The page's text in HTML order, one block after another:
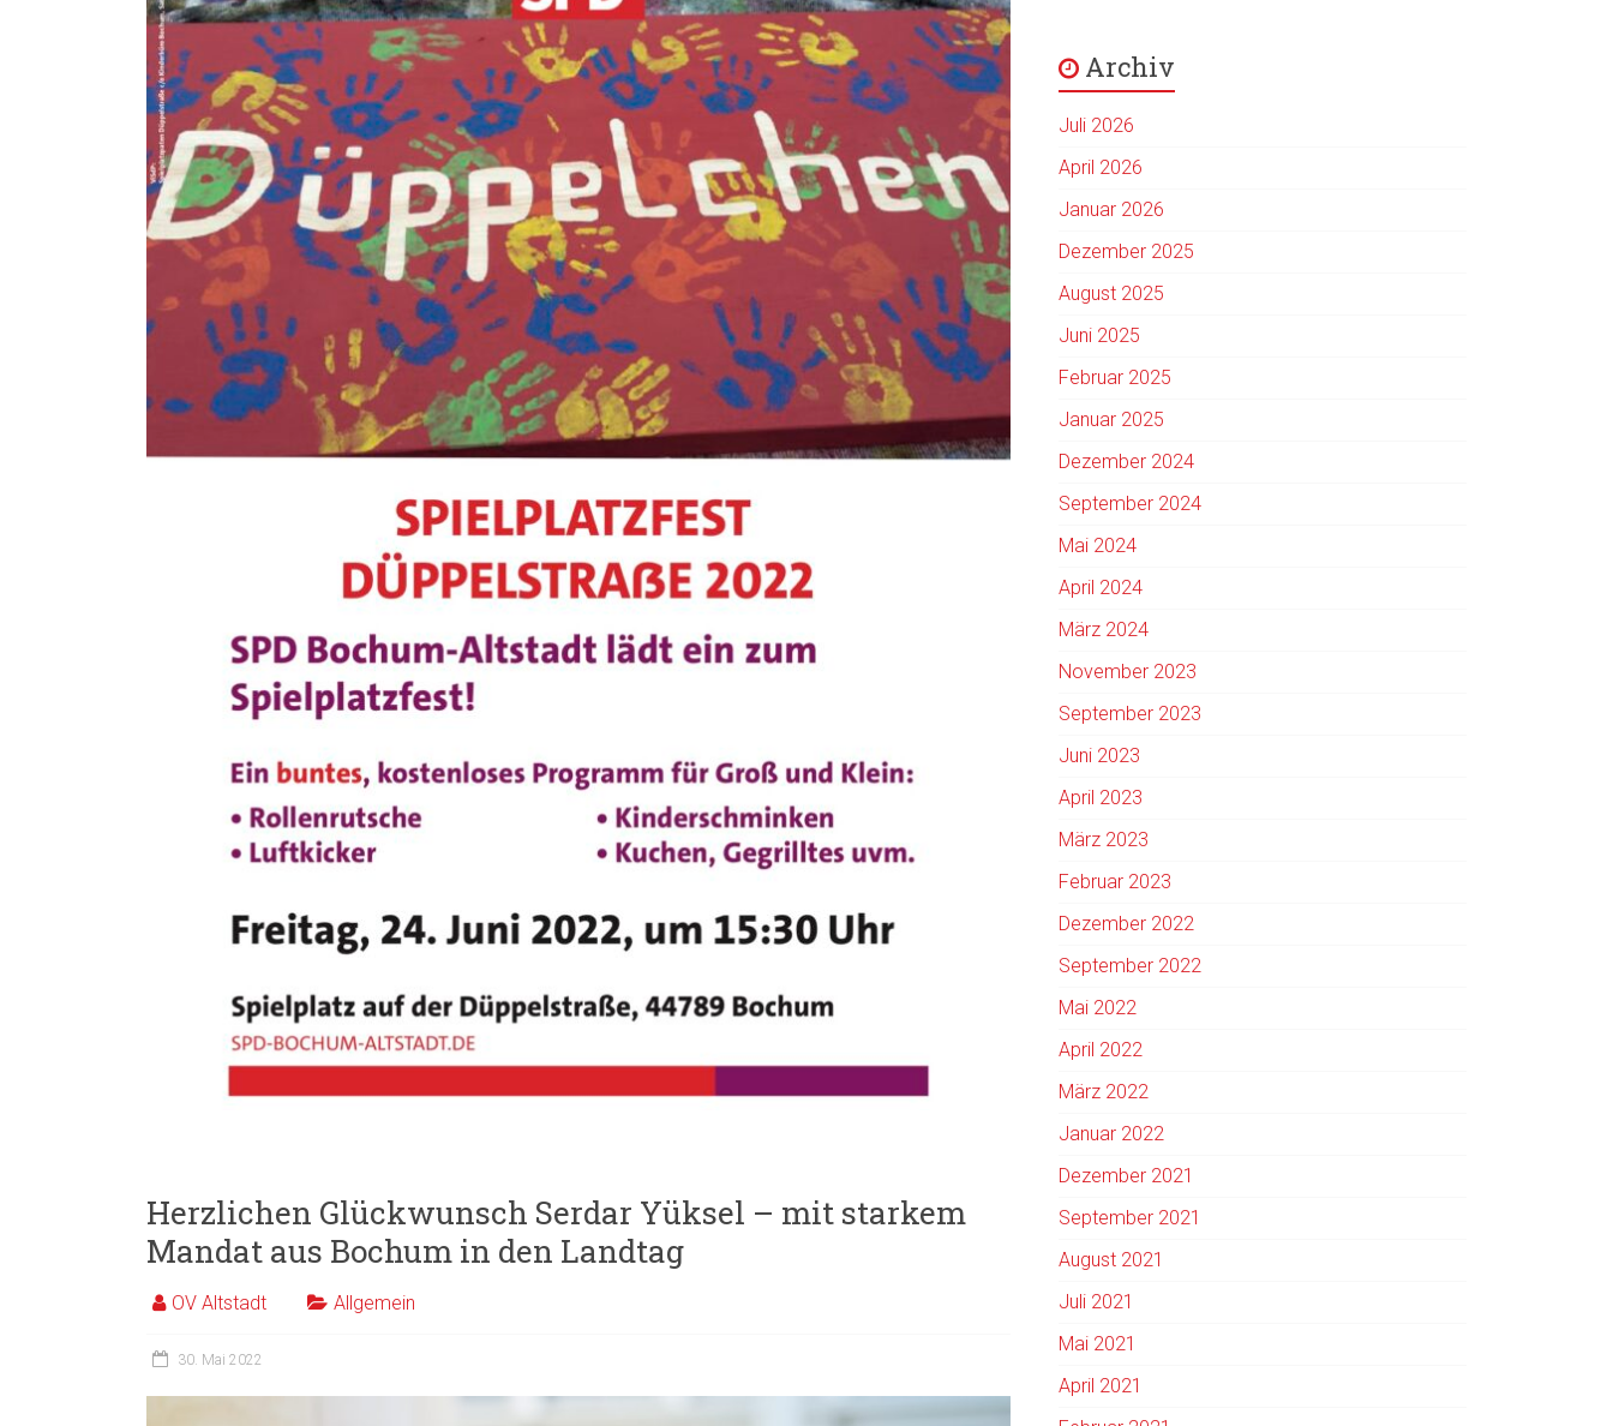
Herzlichen Glückwunsch Serdar Yüksel – mit starkem
Mandat aus Bochum in den Landtag
OV Altstadt Allgemein
30. Mai 2022
Archiv
Juli 2026
April 2026
Januar 2026
Dezember 2025
August 2025
Juni 2025
Februar 2025
Januar 2025
Dezember 2024
September 2024
Mai 2024
April 2024
März 2024
November 2023
September 2023
Juni 2023
April 2023
März 2023
Februar 2023
Dezember 2022
September 2022
Mai 2022
April 2022
März 2022
Januar 2022
Dezember 2021
September 2021
August 2021
Juli 2021
Mai 2021
April 2021